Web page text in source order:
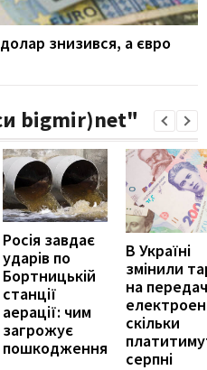
знизився, а євро
bigmir)net"
Росія завдає
ударів по
Бортницькій
станції
аерації: чим
загрожує
пошкодження
В Україні
змінили
на
скільки
серпні